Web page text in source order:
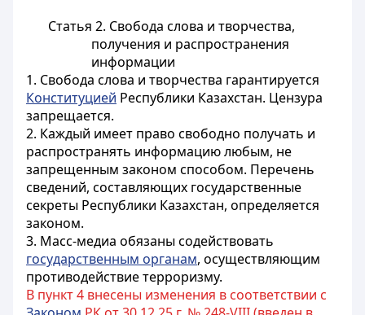
Статья 2. Свобода слова и творчества,
получения и распространения
информации
1. Свобода слова и творчества гарантируется
Конституцией Республики Казахстан. Цензура
запрещается.
2. Каждый имеет право свободно получать и
распространять информацию любым, не
запрещенным законом способом. Перечень
сведений, составляющих государственные
секреты Республики Казахстан, определяется
законом.
3. Масс-медиа обязаны содействовать
государственным органам, осуществляющим
противодействие терроризму.
В пункт 4 внесены изменения в соответствии с